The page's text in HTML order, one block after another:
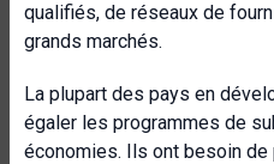
qualifiés, de réseaux de
grands marchés.
La plupart des pays en
égaler les programmes de
économies. Ils ont besoin